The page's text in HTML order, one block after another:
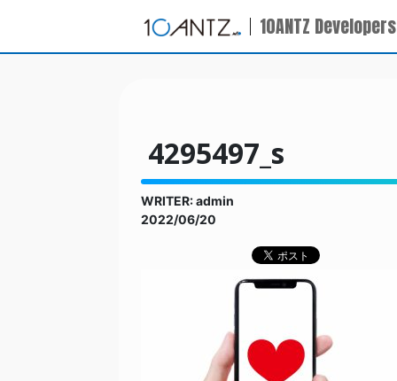
10ANTZ
4295497_s
WRITER: admin
2022/06/20